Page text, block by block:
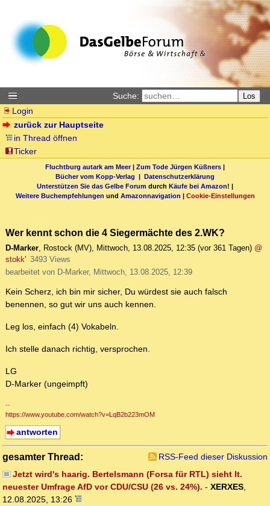
Suche: Los
Login
zurück zur Hauptseite
in Thread öffnen
Ticker
Fluchtburg autark am Meer| Zum Tode Jürgen Küßners |
Bücher vom Kopp-Verlag | Datenschutzerklärung
Unterstützen Sie das Gelbe Forum durch Käufe bei Amazon! |
Weitere Buchempfehlungen und Amazonnavigation | Cookie-Einstellungen
Wer kennt schon die 4 Siegermächte des 2.WK?
D-Marker, Rostock (MV), Mittwoch, 13.08.2025, 12:35 (vor 361 Tagen) @
stokk' 3493 Views
bearbeitet von D-Marker, Mittwoch, 13.08.2025, 12:39
Kein Scherz, ich bin mir sicher, Du würdest sie auch falsch
benennen, so gut wir uns auch kennen.
Leg los, einfach (4) Vokabeln.
Ich stelle danach richtig, versprochen.
LG
D-Marker (ungeimpft)
--
https://www.youtube.com/watch?v=LqB2b223mOM
antworten
gesamter Thread:
RSS-Feed dieser Diskussion
Jetzt wird's haarig. Bertelsmann (Forsa für RTL) sieht lt.
neuester Umfrage AfD vor CDU/CSU (26 vs. 24%). - XERXES,
12.08.2025, 13:26